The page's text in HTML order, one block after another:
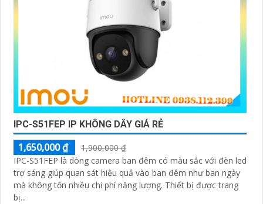
IPC-S51FEP IP KHÔNG DÂY GIÁ RẺ
1,650,000 ₫
1,900,000 ₫
IPC-S51FEP là dòng camera ban đêm có màu sắc với đèn led
trợ sáng giúp quan sát hiệu quả vào ban đêm như ban ngày
mà không tốn nhiều chi phí năng lượng. Thiết bị được trang
bị...